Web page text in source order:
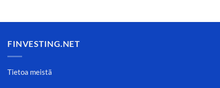
FINVESTING.NET
Tietoa meistä